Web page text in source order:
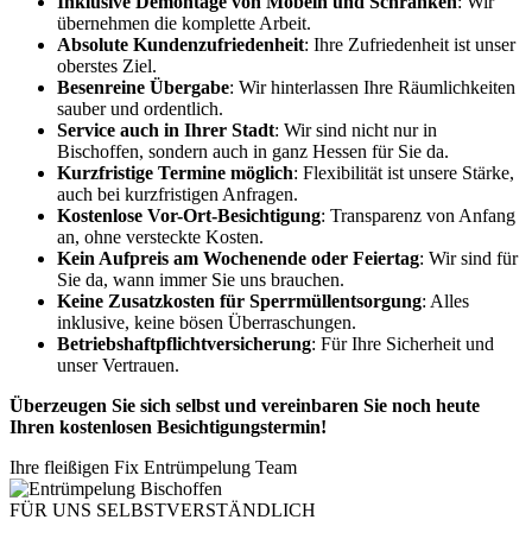
übernehmen die komplette Arbeit.
Absolute Kundenzufriedenheit: Ihre Zufriedenheit ist unser
oberstes Ziel.
Besenreine Übergabe: Wir hinterlassen Ihre Räumlichkeiten
sauber und ordentlich.
Service auch in Ihrer Stadt: Wir sind nicht nur in
Bischoffen, sondern auch in ganz Hessen für Sie da.
Kurzfristige Termine möglich: Flexibilität ist unsere Stärke,
auch bei kurzfristigen Anfragen.
Kostenlose Vor-Ort-Besichtigung: Transparenz von Anfang
an, ohne versteckte Kosten.
Kein Aufpreis am Wochenende oder Feiertag: Wir sind für
Sie da, wann immer Sie uns brauchen.
Keine Zusatzkosten für Sperrmüllentsorgung: Alles
inklusive, keine bösen Überraschungen.
Betriebshaftpflichtversicherung: Für Ihre Sicherheit und
unser Vertrauen.
Überzeugen Sie sich selbst und vereinbaren Sie noch heute
Ihren kostenlosen Besichtigungstermin!
Ihre fleißigen Fix Entrümpelung Team
FÜR UNS SELBSTVERSTÄNDLICH